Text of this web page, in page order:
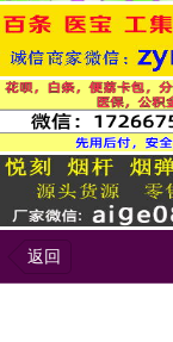
返回